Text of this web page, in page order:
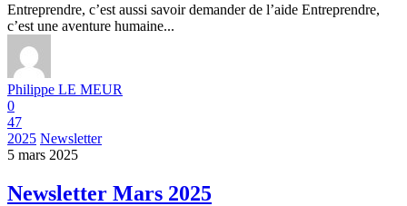
Entreprendre, c’est aussi savoir demander de l’aide Entreprendre,
c’est une aventure humaine...
Philippe LE MEUR
0
47
2025 Newsletter
5 mars 2025
Newsletter Mars 2025